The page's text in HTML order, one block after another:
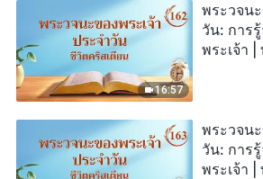
16:57
พระวจน
วัน: การ
พระเจ้า
พระวจน
วัน: การ
พระเจ้า